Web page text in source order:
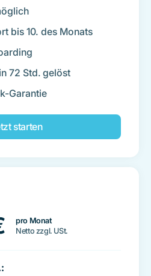
bis 10. des Monats
72 Std. gelöst
Garantie
starten
pro Monat
Netto zzgl. USt.